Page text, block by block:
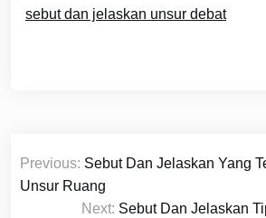
sebut dan jelaskan unsur debat
Navigasi
pos
Previous: Sebut Dan Jelaskan Yang
Unsur Ruang
Next: Sebut Dan Jelaskan